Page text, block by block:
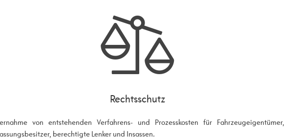
Rechtsschutz
von entstehenden Verfahrens- und Prozesskosten für Fahrzeugeigentümer,
berechtigte Lenker und Insassen.